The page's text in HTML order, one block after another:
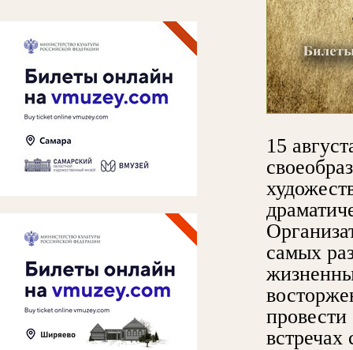
15
самых
встречах